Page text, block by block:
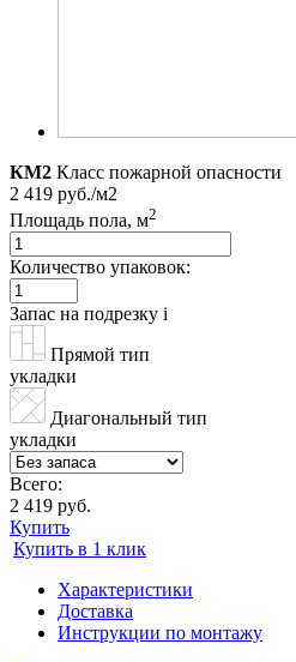
КМ2 Класс пожарной опасности
2 419 руб./м2
Площадь пола, м2
Количество упаковок:
Запас на подрезку i
Прямой тип
укладки
Диагональный тип
укладки
Всего:
2 419 руб.
Купить
Купить в 1 клик
Характеристики
Доставка
Инструкции по монтажу